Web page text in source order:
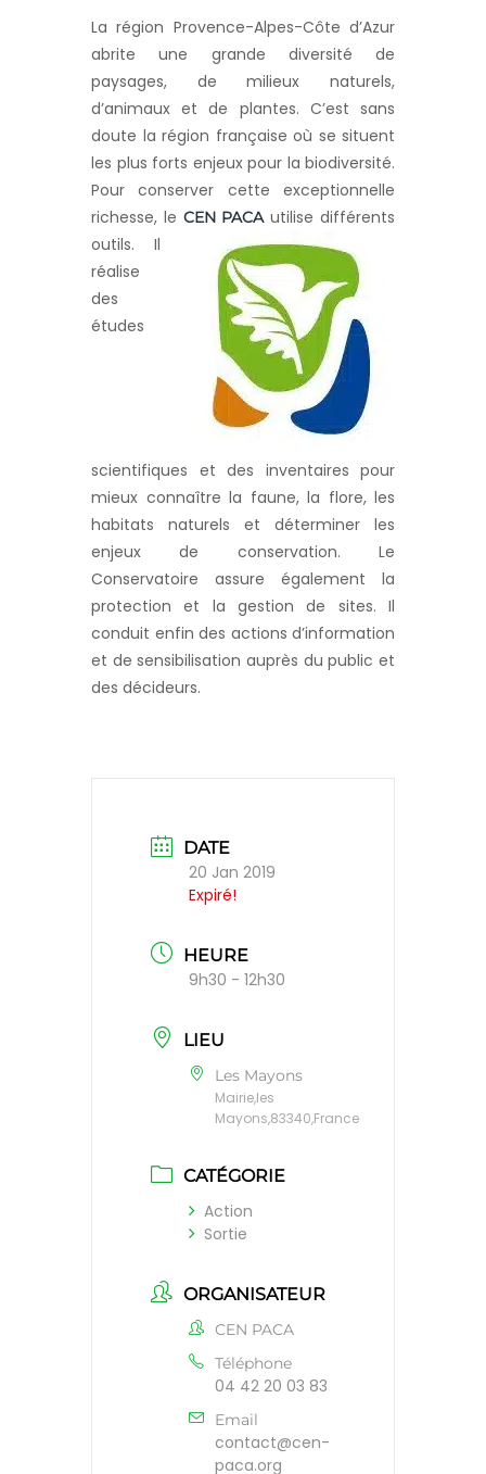
La région Provence-Alpes-Côte d’Azur
abrite une grande diversité de
paysages, de milieux naturels,
d’animaux et de plantes. C’est sans
doute la région française où se situent
les plus forts enjeux pour la biodiversité.
Pour conserver cette exceptionnelle
richesse, le CEN PACAutilise différents
outils. Il
réalise
des
études
scientifiques et des inventaires pour
mieux connaître la faune, la flore, les
habitats naturels et déterminer les
enjeux de conservation. Le
Conservatoire assure également la
protection et la gestion de sites. Il
conduit enfin des actions d’information
et de sensibilisation auprès du public et
des décideurs.
DATE
20 Jan 2019
Expiré!
HEURE
9h30 - 12h30
LIEU
Les Mayons
Mairie,les
Mayons,83340,France
CATÉGORIE
Action
Sortie
ORGANISATEUR
CEN PACA
Téléphone
04 42 20 03 83
Email
contact@cen-
paca.org